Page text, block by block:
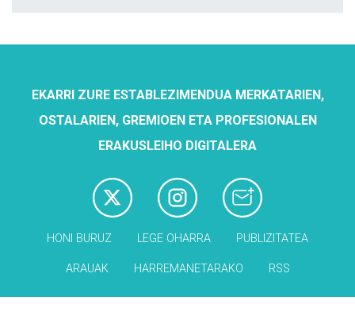
EKARRI ZURE ESTABLEZIMENDUA MERKATARIEN,
OSTALARIEN, GREMIOEN ETA PROFESIONALEN
ERAKUSLEIHO DIGITALERA
HONI BURUZ LEGE OHARRA PUBLIZITATEA
ARAUAK HARREMANETARAKO RSS